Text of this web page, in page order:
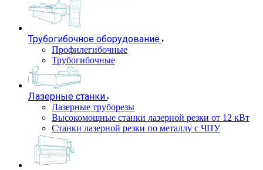
Трубогибочное оборудование
Профилегибочные
Трубогибочные
Лазерные станки
Лазерные труборезы
Высокомощные станки лазерной резки от 12 кВт
Станки лазерной резки по металлу с ЧПУ